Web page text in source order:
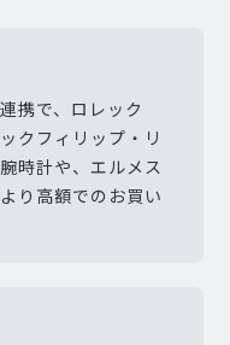
携で、ロレック
クフィリップ・リ
時計や、エルメス
り高額でのお買い